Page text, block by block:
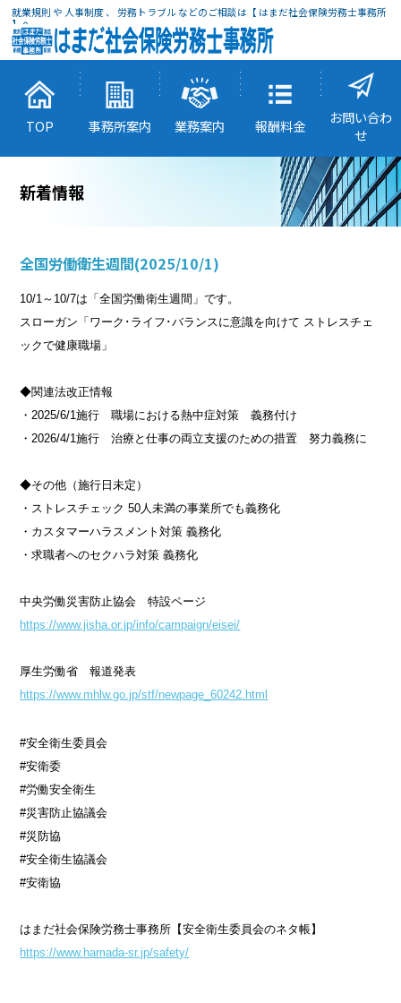
就業規則 や 人事制度 、 労務トラブル などのご相談は【 はまだ社会保険労務士事務所
】へ
TOP 事務所案内 業務案内 報酬料金
お問い合わ
せ
新着情報
全国労働衛生週間(2025/10/1)
10/1～10/7は「全国労働衛生週間」です。
スローガン「ワーク･ライフ･バランスに意識を向けて ストレスチェ
ックで健康職場」
◆関連法改正情報
・2025/6/1施行 職場における熱中症対策 義務付け
・2026/4/1施行 治療と仕事の両立支援のための措置 努力義務に
◆その他（施行日未定）
・ストレスチェック 50人未満の事業所でも義務化
・カスタマーハラスメント対策 義務化
・求職者へのセクハラ対策 義務化
中央労働災害防止協会 特設ページ
https://www.jisha.or.jp/info/campaign/eisei/
厚生労働省 報道発表
https://www.mhlw.go.jp/stf/newpage_60242.html
#安全衛生委員会
#安衛委
#労働安全衛生
#災害防止協議会
#災防協
#安全衛生協議会
#安衛協
はまだ社会保険労務士事務所【安全衛生委員会のネタ帳】
https://www.hamada-sr.jp/safety/